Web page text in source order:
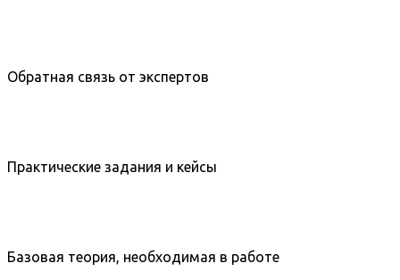
Обратная связь от экспертов
Практические задания и кейсы
Базовая теория, необходимая в работе